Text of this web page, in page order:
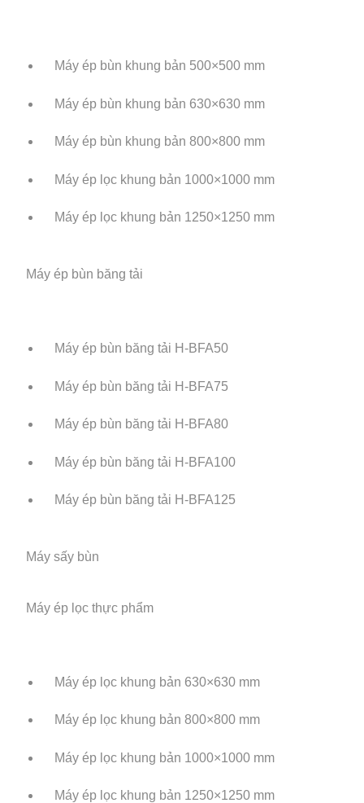
Máy ép bùn khung bản 500×500 mm
Máy ép bùn khung bản 630×630 mm
Máy ép bùn khung bản 800×800 mm
Máy ép lọc khung bản 1000×1000 mm
Máy ép lọc khung bản 1250×1250 mm
Máy ép bùn băng tải
Máy ép bùn băng tải H-BFA50
Máy ép bùn băng tải H-BFA75
Máy ép bùn băng tải H-BFA80
Máy ép bùn băng tải H-BFA100
Máy ép bùn băng tải H-BFA125
Máy sấy bùn
Máy ép lọc thực phẩm
Máy ép lọc khung bản 630×630 mm
Máy ép lọc khung bản 800×800 mm
Máy ép lọc khung bản 1000×1000 mm
Máy ép lọc khung bản 1250×1250 mm